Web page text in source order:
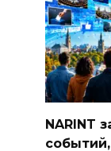
NARINT